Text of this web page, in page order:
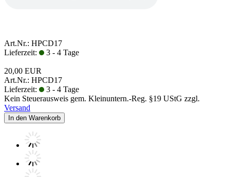
Art.Nr.: HPCD17
Lieferzeit:
3 - 4 Tage
20,00 EUR
Art.Nr.: HPCD17
Lieferzeit:
3 - 4 Tage
Kein Steuerausweis gem. Kleinuntern.-Reg. §19 UStG zzgl.
Versand
In den Warenkorb